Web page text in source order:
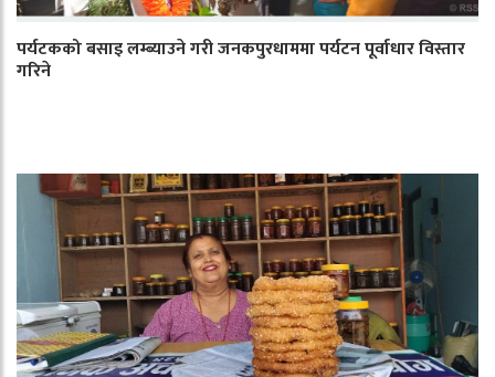
पर्यटकको बसाइ लम्ब्याउने गरी जनकपुरधाममा पर्यटन पूर्वाधार विस्तार
गरिने